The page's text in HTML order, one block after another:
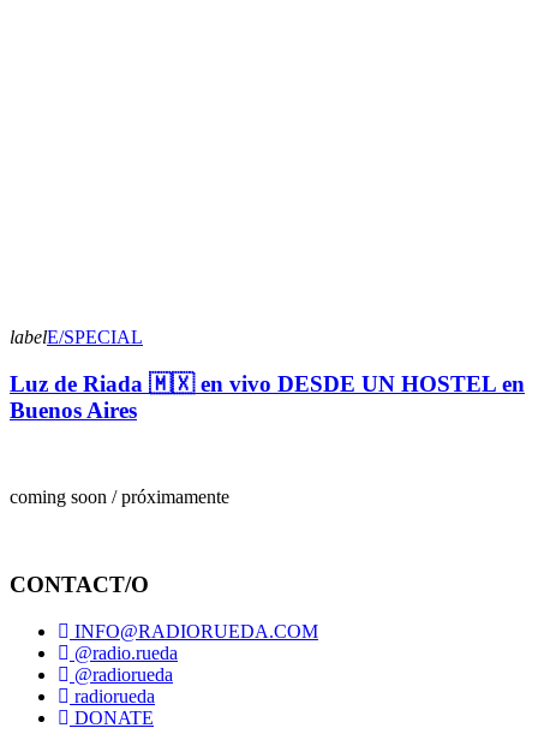
labelE/SPECIAL
Luz de Riada 🇲🇽 en vivo DESDE UN HOSTEL en
Buenos Aires
coming soon / próximamente
CONTACT/O
INFO@RADIORUEDA.COM
@radio.rueda
@radiorueda
radiorueda
DONATE